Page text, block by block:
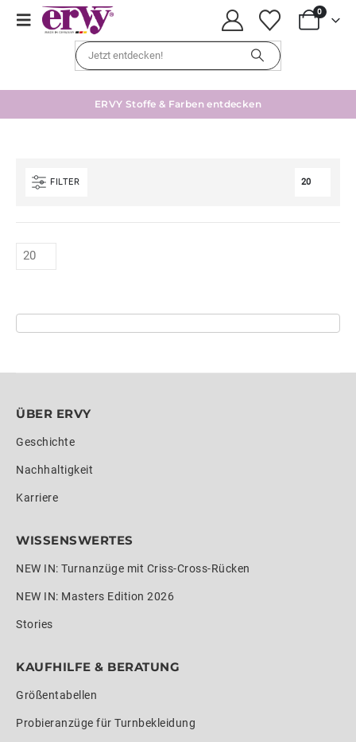
0
ERVY Stoffe & Farben entdecken
FILTER
ÜBER ERVY
Geschichte
Nachhaltigkeit
Karriere
WISSENSWERTES
NEW IN: Turnanzüge mit Criss-Cross-Rücken
NEW IN: Masters Edition 2026
Stories
KAUFHILFE & BERATUNG
Größentabellen
Probieranzüge für Turnbekleidung